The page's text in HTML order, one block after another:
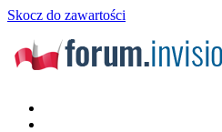
Skocz do zawartości